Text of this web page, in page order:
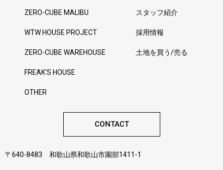
ZERO-CUBE MALIBU
WTW HOUSE PROJECT
ZERO-CUBE WAREHOUSE
FREAK’S HOUSE
OTHER
スタッフ紹介
採用情報
土地を買う/売る
CONTACT
〒640-8483 和歌山県和歌山市園部1411-1